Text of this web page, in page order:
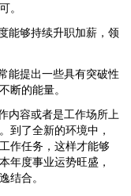
。
能够持续升职加薪，领
能提出一些具有突破性
断的能量。
内容或者是工作场所上
到了全新的环境中，
作任务，这样才能够
年度事业运势旺盛，
结合。